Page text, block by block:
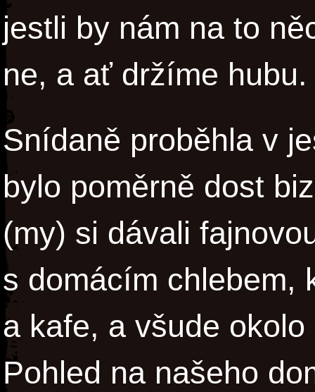
jestli by nám na to
ne, a ať držíme hubu.
Snídaně proběhla v
bylo poměrně dost
(my) si dávali
s domácím chlebem,
a kafe, a všude
Pohled na našeho